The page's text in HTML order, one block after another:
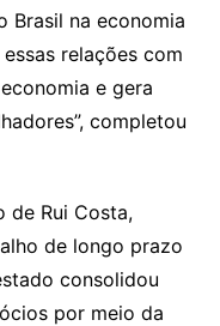
Brasil na economia
relações com
e gera
completou
de Rui Costa,
de longo prazo
consolidou
por meio da